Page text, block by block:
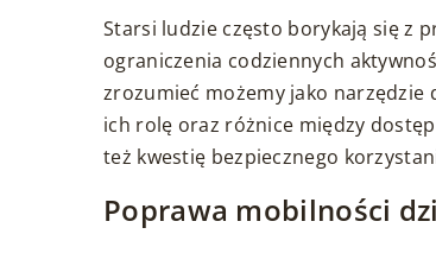
Starsi ludzie często borykają się z
ograniczenia codziennych
zrozumieć możemy jako narzędzie
ich rolę oraz różnice między
też kwestię bezpiecznego
Poprawa mobilności